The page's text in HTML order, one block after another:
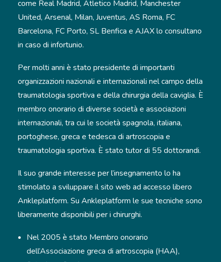
come Real Madrid, Atletico Madrid, Manchester
United, Arsenal, Milan, Juventus, AS Roma, FC
Barcelona, FC Porto, SL Benfica e AJAX lo consultano
in caso di infortunio.
Per molti anni è stato presidente di importanti
organizzazioni nazionali e internazionali nel campo della
traumatologia sportiva e della chirurgia della caviglia. È
membro onorario di diverse società e associazioni
internazionali, tra cui le società spagnola, italiana,
portoghese, greca e tedesca di artroscopia e
traumatologia sportiva. È stato tutor di 55 dottorandi.
Il suo grande interesse per l’insegnamento lo ha
stimolato a sviluppare il sito web ad accesso libero
Ankleplatform. Su Ankleplatform le sue tecniche sono
liberamente disponibili per i chirurghi.
Nel 2005 è stato Membro onorario
dell’Associazione greca di artroscopia (HAA),